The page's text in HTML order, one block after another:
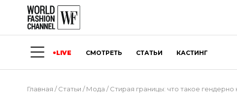
LIVE СМОТРЕТЬ СТАТЬИ КАСТИНГ
Главная /Статьи /Мода /Стирая границы: что такое